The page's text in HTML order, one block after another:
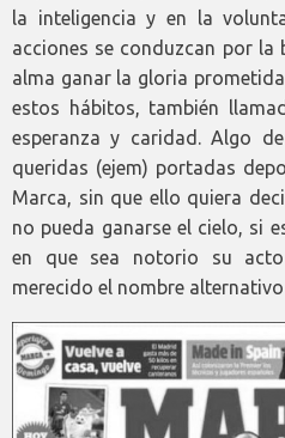
la inteligencia y en la
acciones se conduzcan por la
alma ganar la gloria
estos hábitos, también
esperanza y caridad. Algo
queridas (ejem) portadas
Marca, sin que ello quiera
no pueda ganarse el cielo, si
en que sea notorio su
merecido el nombre